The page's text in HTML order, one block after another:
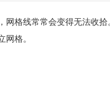
格线常常会变得无法收拾
格。